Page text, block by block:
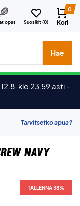
opas Suosikit (0)
0
Kori
Hae
klo 23.59 asti -
Tarvitsetko apua?
Navy
TALLENNA 38%
TALLENNA 38%
TALLENNA 38%
TALLENNA 38%